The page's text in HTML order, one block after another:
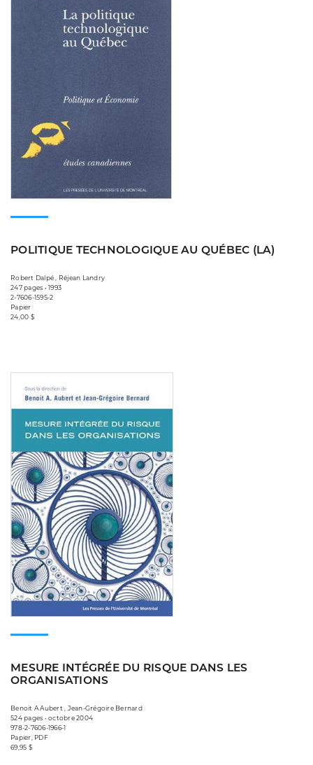
POLITIQUE TECHNOLOGIQUE AU QUÉBEC (LA)
Robert Dalpé , Réjean Landry
247 pages • 1993
2-7606-1595-2
Papier
24,00 $
MESURE INTÉGRÉE DU RISQUE DANS LES
ORGANISATIONS
Benoit A Aubert , Jean-Grégoire Bernard
524 pages • octobre 2004
978-2-7606-1966-1
Papier, PDF
69,95 $